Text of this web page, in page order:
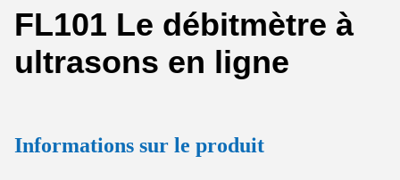
FL101 Le débitmètre à
ultrasons en ligne
Informations sur le produit